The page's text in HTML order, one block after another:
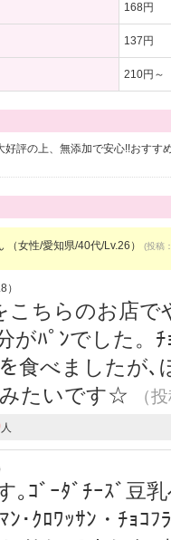
168円
137円
210円～
好評の上、無添加で安心!!おす
（女性/愛知県/40代/Lv.26） (投稿
こちらのお店
がﾊﾟﾝでした。ﾁ
を食べましたが
たいです☆
（
人
｡ｺﾞｰﾀﾞﾁｰｽﾞ豆
ﾝ･ｸﾛﾜｯｻﾝ・ﾁｮｺ